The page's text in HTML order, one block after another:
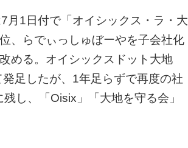
月1日付で「オイシックス・ラ・大
、らでぃっしゅぼーやを子会社化
める。オイシックスドット大地
発足したが、1年足らずで再度の社
し、「Oisix」「大地を守る会」